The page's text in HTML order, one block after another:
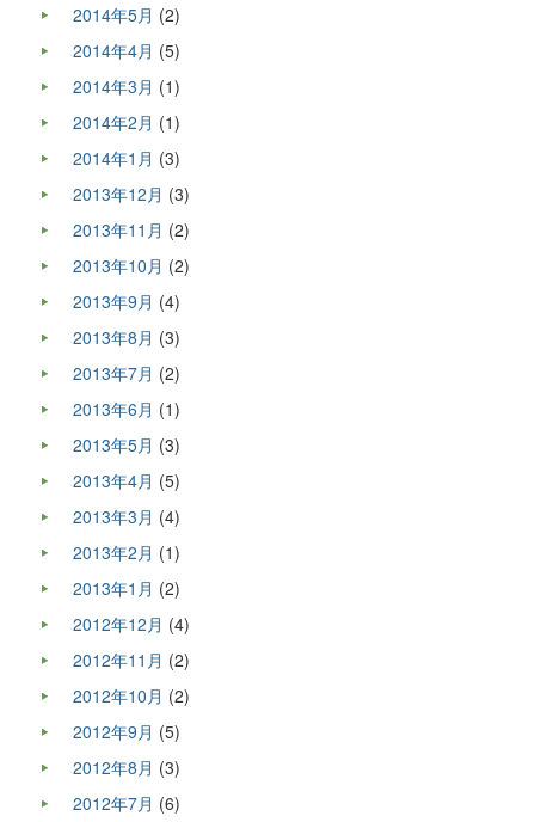
2014年5月 (2)
2014年4月 (5)
2014年3月 (1)
2014年2月 (1)
2014年1月 (3)
2013年12月 (3)
2013年11月 (2)
2013年10月 (2)
2013年9月 (4)
2013年8月 (3)
2013年7月 (2)
2013年6月 (1)
2013年5月 (3)
2013年4月 (5)
2013年3月 (4)
2013年2月 (1)
2013年1月 (2)
2012年12月 (4)
2012年11月 (2)
2012年10月 (2)
2012年9月 (5)
2012年8月 (3)
2012年7月 (6)